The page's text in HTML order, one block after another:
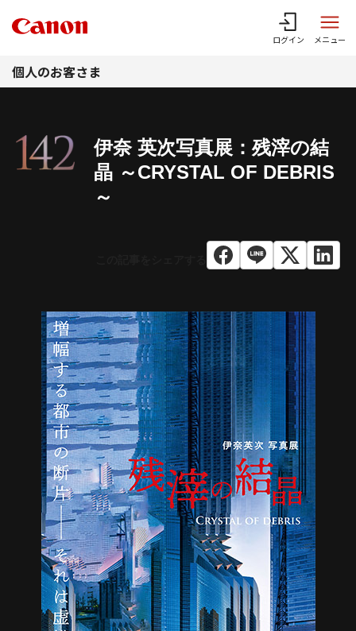
ログイン メニュー
個人のお客さま
伊奈 英次写真展：残滓の結
晶 ～CRYSTAL OF DEBRIS
～